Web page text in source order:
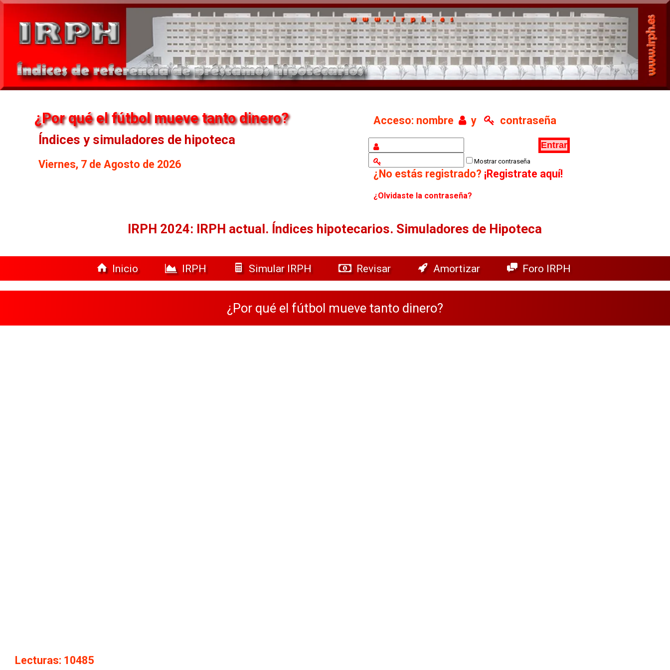
¿Por qué el fútbol mueve tanto dinero?
Índices y simuladores de hipoteca
Viernes, 7 de Agosto de 2026
Acceso: nombre y contraseña
Mostrar contraseña
¿No estás registrado? ¡Registrate aquí!
¿Olvidaste la contraseña?
IRPH 2024: IRPH actual. Índices hipotecarios. Simuladores de Hipoteca
Inicio IRPH Simular IRPH Revisar Amortizar Foro IRPH
¿Por qué el fútbol mueve tanto dinero?
Lecturas: 10485